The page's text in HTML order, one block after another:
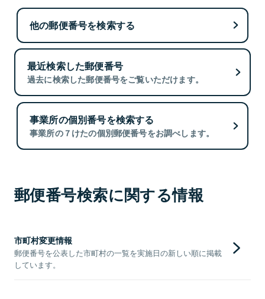
他の郵便番号を検索する
最近検索した郵便番号
過去に検索した郵便番号をご覧いただけます。
事業所の個別番号を検索する
事業所の７けたの個別郵便番号をお調べします。
郵便番号検索に関する情報
市町村変更情報
郵便番号を公表した市町村の一覧を実施日の新しい順に掲載
しています。